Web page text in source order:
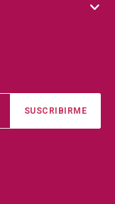
SUSCRIBIRME